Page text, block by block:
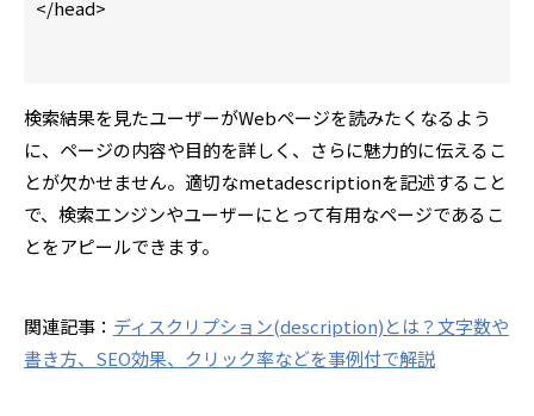
</head>
検索結果を見たユーザーがWebページを読みたくなるよう
に、ページの内容や目的を詳しく、さらに魅力的に伝えるこ
とが欠かせません。適切なmetadescriptionを記述すること
で、検索エンジンやユーザーにとって有用なページであるこ
とをアピールできます。
関連記事： ディスクリプション(description)とは？文字数や
書き方、SEO効果、クリック率などを事例付で解説